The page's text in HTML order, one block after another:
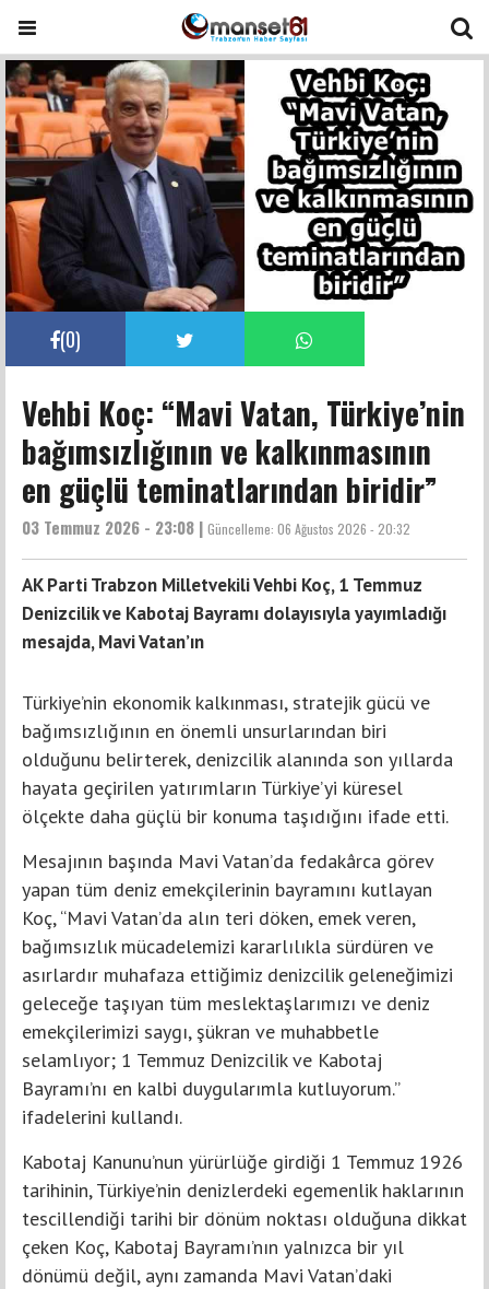
(0)
Vehbi Koç: “Mavi Vatan, Türkiye’nin
bağımsızlığının ve kalkınmasının
en güçlü teminatlarından biridir”
03 Temmuz 2026 - 23:08 | Güncelleme: 06 Ağustos 2026 - 20:32
AK Parti Trabzon Milletvekili Vehbi Koç, 1 Temmuz
Denizcilik ve Kabotaj Bayramı dolayısıyla yayımladığı
mesajda, Mavi Vatan’ın
Türkiye’nin ekonomik kalkınması, stratejik gücü ve
bağımsızlığının en önemli unsurlarından biri
olduğunu belirterek, denizcilik alanında son yıllarda
hayata geçirilen yatırımların Türkiye’yi küresel
ölçekte daha güçlü bir konuma taşıdığını ifade etti.
Mesajının başında Mavi Vatan’da fedakârca görev
yapan tüm deniz emekçilerinin bayramını kutlayan
Koç, “Mavi Vatan’da alın teri döken, emek veren,
bağımsızlık mücadelemizi kararlılıkla sürdüren ve
asırlardır muhafaza ettiğimiz denizcilik geleneğimizi
geleceğe taşıyan tüm meslektaşlarımızı ve deniz
emekçilerimizi saygı, şükran ve muhabbetle
selamlıyor; 1 Temmuz Denizcilik ve Kabotaj
Bayramı’nı en kalbi duygularımla kutluyorum.”
ifadelerini kullandı.
Kabotaj Kanunu’nun yürürlüğe girdiği 1 Temmuz 1926
tarihinin, Türkiye’nin denizlerdeki egemenlik haklarının
tescillendiği tarihi bir dönüm noktası olduğuna dikkat
çeken Koç, Kabotaj Bayramı’nın yalnızca bir yıl
dönümü değil, aynı zamanda Mavi Vatan’daki